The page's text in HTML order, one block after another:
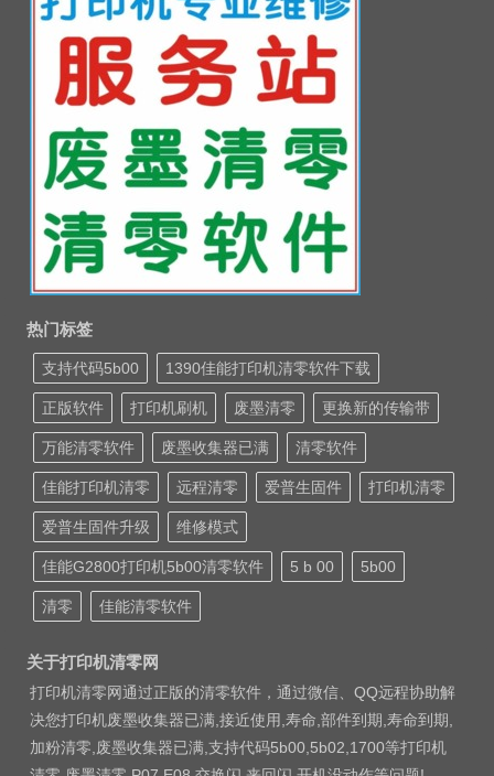
热门标签
支持代码5b00 1390佳能打印机清零软件下载
正版软件 打印机刷机 废墨清零 更换新的传输带
万能清零软件 废墨收集器已满 清零软件
佳能打印机清零 远程清零 爱普生固件 打印机清零
爱普生固件升级 维修模式
佳能G2800打印机5b00清零软件 5 b 00 5b00
清零 佳能清零软件
关于打印机清零网
打印机清零网通过正版的清零软件，通过微信、QQ远程协助解
决您打印机废墨收集器已满,接近使用,寿命,部件到期,寿命到期,
加粉清零,废墨收集器已满,支持代码5b00,5b02,1700等打印机